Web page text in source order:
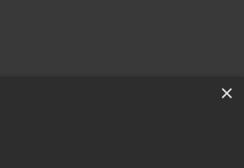
×